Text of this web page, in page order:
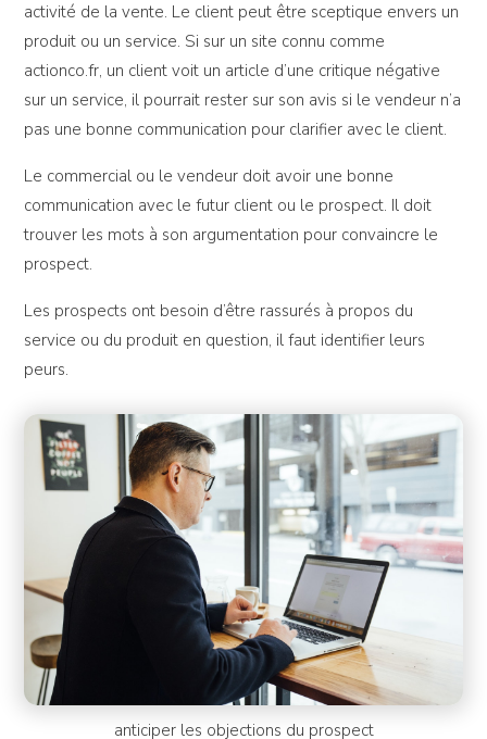
activité de la vente. Le client peut être sceptique envers un
produit ou un service. Si sur un site connu comme
actionco.fr, un client voit un article d’une critique négative
sur un service, il pourrait rester sur son avis si le vendeur n’a
pas une bonne communication pour clarifier avec le client.
Le commercial ou le vendeur doit avoir une bonne
communication avec le futur client ou le prospect. Il doit
trouver les mots à son argumentation pour convaincre le
prospect.
Les prospects ont besoin d’être rassurés à propos du
service ou du produit en question, il faut identifier leurs
peurs.
anticiper les objections du prospect